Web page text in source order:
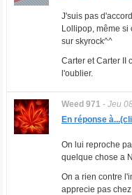
J'suis pas
Lollipop, même si
sur skyrock^^
Carter et Carter II
l'oublier.
Weed 971- Jeu
En réponse
On lui reproche
quelque chose a
On a rien contre
apprecie pas